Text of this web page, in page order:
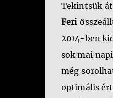
Tekintsük
Feri
2014-ben
sok mai
még
optimális